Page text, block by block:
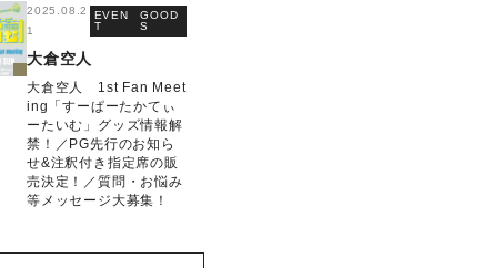
2025.08.2
1
EVEN
T
GOOD
S
大倉空人
大倉空人 1st Fan Meet
ing「すーぱーたかてぃ
ーたいむ」グッズ情報解
禁！／PG先行のお知ら
せ&注釈付き指定席の販
売決定！／質問・お悩み
等メッセージ大募集！